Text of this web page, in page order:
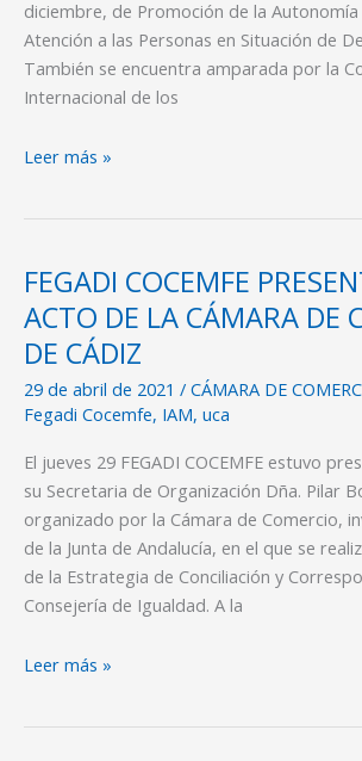
diciembre, de Promoción de la Autonomía
Atención a las Personas en Situación de
También se encuentra amparada por la
Internacional de los
Leer más »
FEGADI COCEMFE
ACTO DE LA CÁMARA DE
DE CÁDIZ
29 de abril de 2021 / CÁMARA DE
Fegadi Cocemfe, IAM, uca
El jueves 29 FEGADI COCEMFE estuvo
su Secretaria de Organización Dña. Pilar
organizado por la Cámara de Comercio,
de la Junta de Andalucía, en el que se
de la Estrategia de Conciliación y
Consejería de Igualdad. A la
FEGADI
COCEMFE
PRESENTE
EN
UN
ACTO
LA
CÁMARA
DE
COMERCIO
DE
CÁDIZ
Leer más »